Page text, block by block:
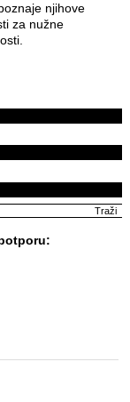
njihove
za nužne